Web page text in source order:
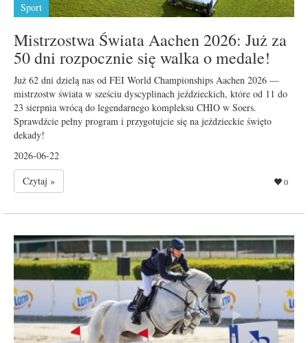
Sport
Mistrzostwa Świata Aachen 2026: Już za
50 dni rozpocznie się walka o medale!
Już 62 dni dzielą nas od FEI World Championships Aachen 2026 —
mistrzostw świata w sześciu dyscyplinach jeździeckich, które od 11 do
23 sierpnia wrócą do legendarnego kompleksu CHIO w Soers.
Sprawdźcie pełny program i przygotujcie się na jeździeckie święto
dekady!
2026-06-22
Czytaj »
0